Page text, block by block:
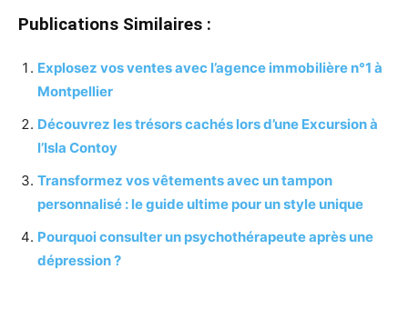
Publications Similaires :
Explosez vos ventes avec l’agence immobilière n°1 à
Montpellier
Découvrez les trésors cachés lors d’une Excursion à
l’Isla Contoy
Transformez vos vêtements avec un tampon
personnalisé : le guide ultime pour un style unique
Pourquoi consulter un psychothérapeute après une
dépression ?